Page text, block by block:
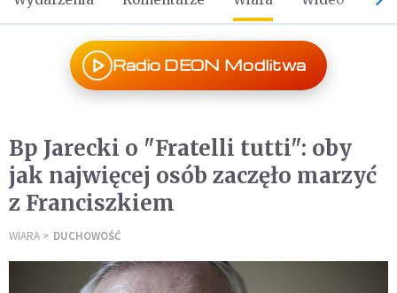
Radio DEON Modlitwa
Bp Jarecki o "Fratelli tutti": oby
jak najwięcej osób zaczęło marzyć
z Franciszkiem
WIARA DUCHOWOŚĆ